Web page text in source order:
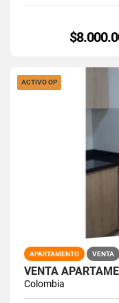
ACTIVO OP
APARTAMENTO VENTA
VENTA
Colombia